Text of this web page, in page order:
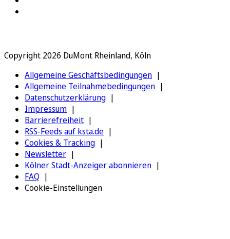
Copyright 2026 DuMont Rheinland, Köln
Allgemeine Geschäftsbedingungen
Allgemeine Teilnahmebedingungen
Datenschutzerklärung
Impressum
Barrierefreiheit
RSS-Feeds auf ksta.de
Cookies & Tracking
Newsletter
Kölner Stadt-Anzeiger abonnieren
FAQ
Cookie-Einstellungen